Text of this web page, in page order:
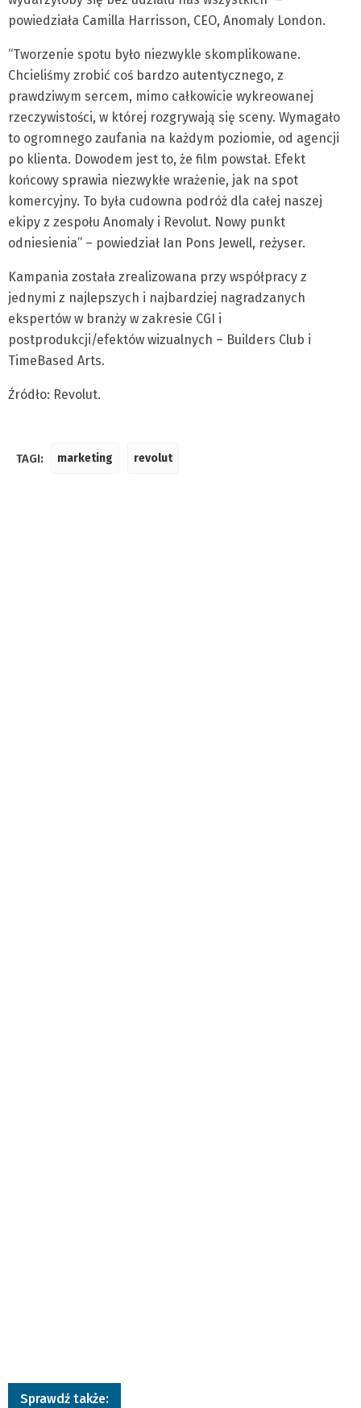
powiedziała Camilla Harrisson, CEO, Anomaly London.
“Tworzenie spotu było niezwykle skomplikowane.
Chcieliśmy zrobić coś bardzo autentycznego, z
prawdziwym sercem, mimo całkowicie wykreowanej
rzeczywistości, w której rozgrywają się sceny. Wymagało
to ogromnego zaufania na każdym poziomie, od agencji
po klienta. Dowodem jest to, że film powstał. Efekt
końcowy sprawia niezwykłe wrażenie, jak na spot
komercyjny. To była cudowna podróż dla całej naszej
ekipy z zespołu Anomaly i Revolut. Nowy punkt
odniesienia” – powiedział Ian Pons Jewell, reżyser.
Kampania została zrealizowana przy współpracy z
jednymi z najlepszych i najbardziej nagradzanych
ekspertów w branży w zakresie CGI i
postprodukcji/efektów wizualnych – Builders Club i
TimeBased Arts.
Źródło: Revolut.
TAGI: marketing revolut
Sprawdź także: